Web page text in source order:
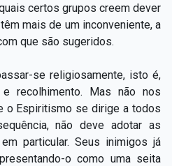
certos grupos creem dever
mais de um inconveniente, a
que são sugeridos.
se religiosamente, isto é,
recolhimento. Mas não nos
o Espiritismo se dirige a todos
não deve adotar as
particular. Seus inimigos já
o como uma seita